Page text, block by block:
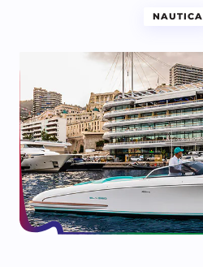
NAUTICA